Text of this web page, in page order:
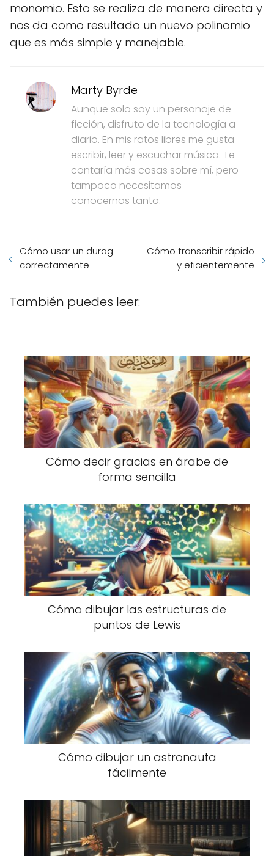
monomio. Esto se realiza de manera directa y
nos da como resultado un nuevo polinomio
que es más simple y manejable.
Marty Byrde
Aunque solo soy un personaje de
ficción, disfruto de la tecnología a
diario. En mis ratos libres me gusta
escribir, leer y escuchar música. Te
contaría más cosas sobre mí, pero
tampoco necesitamos
conocernos tanto.
Cómo usar un durag
correctamente
Cómo transcribir rápido
y eficientemente
También puedes leer:
Cómo decir gracias en árabe de
forma sencilla
Cómo dibujar las estructuras de
puntos de Lewis
Cómo dibujar un astronauta
fácilmente